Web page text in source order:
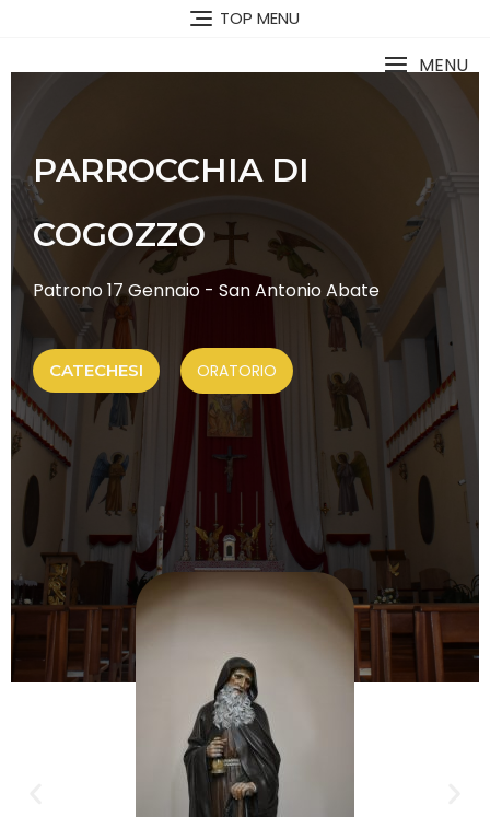
TOP MENU
MENU
PARROCCHIA DI
COGOZZO
Patrono 17 Gennaio - San Antonio Abate
CATECHESI ORATORIO